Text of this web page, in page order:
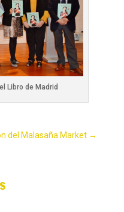
Libro de Madrid
del Malasaña Market →